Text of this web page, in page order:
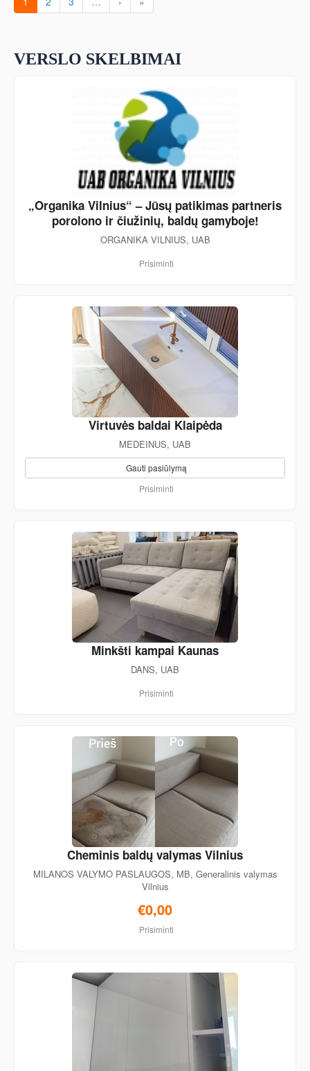
VERSLO SKELBIMAI
„Organika Vilnius“ – Jūsų patikimas partneris
porolono ir čiužinių, baldų gamyboje!
ORGANIKA VILNIUS, UAB
Prisiminti
Virtuvės baldai Klaipėda
MEDEINUS, UAB
Gauti pasiūlymą
Prisiminti
Minkšti kampai Kaunas
DANS, UAB
Prisiminti
Cheminis baldų valymas Vilnius
MILANOS VALYMO PASLAUGOS, MB, Generalinis valymas
Vilnius
€0,00
Prisiminti